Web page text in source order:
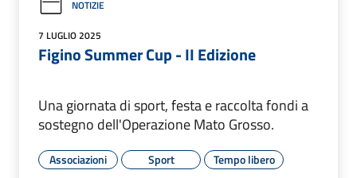
NOTIZIE
7 LUGLIO 2025
Figino Summer Cup - II Edizione
Una giornata di sport, festa e raccolta fondi a
sostegno dell'Operazione Mato Grosso.
Associazioni Sport Tempo libero